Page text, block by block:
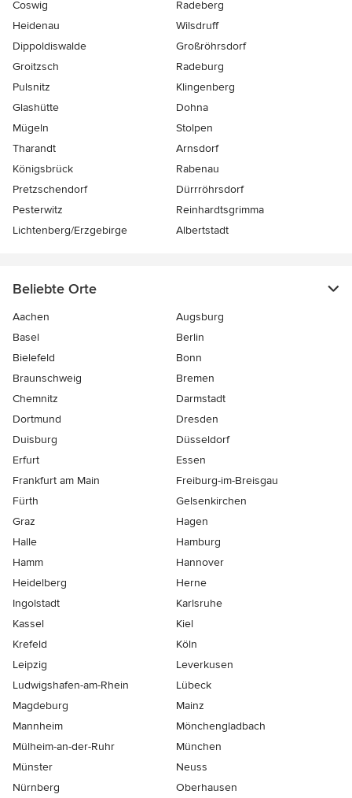
Coswig
Radeberg
Heidenau
Wilsdruff
Dippoldiswalde
Großröhrsdorf
Groitzsch
Radeburg
Pulsnitz
Klingenberg
Glashütte
Dohna
Mügeln
Stolpen
Tharandt
Arnsdorf
Königsbrück
Rabenau
Pretzschendorf
Dürrröhrsdorf
Pesterwitz
Reinhardtsgrimma
Lichtenberg/Erzgebirge
Albertstadt
Beliebte Orte
Aachen
Augsburg
Basel
Berlin
Bielefeld
Bonn
Braunschweig
Bremen
Chemnitz
Darmstadt
Dortmund
Dresden
Duisburg
Düsseldorf
Erfurt
Essen
Frankfurt am Main
Freiburg-im-Breisgau
Fürth
Gelsenkirchen
Graz
Hagen
Halle
Hamburg
Hamm
Hannover
Heidelberg
Herne
Ingolstadt
Karlsruhe
Kassel
Kiel
Krefeld
Köln
Leipzig
Leverkusen
Ludwigshafen-am-Rhein
Lübeck
Magdeburg
Mainz
Mannheim
Mönchen­gladbach
Mülheim-an-der-Ruhr
München
Münster
Neuss
Nürnberg
Oberhausen